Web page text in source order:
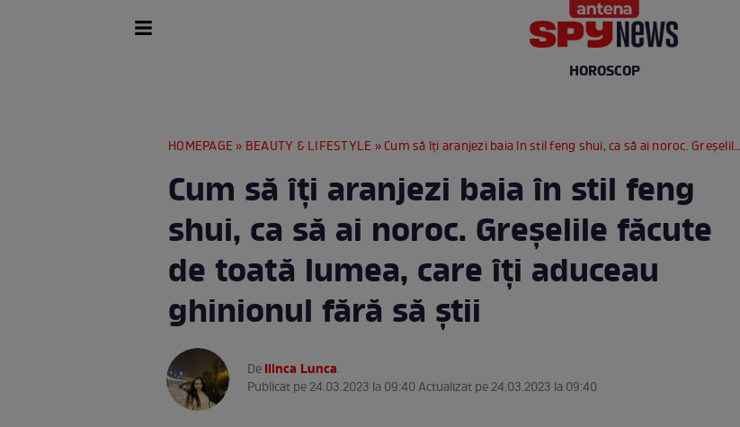
HOROSCOP
HOMEPAGE » BEAUTY & LIFESTYLE » Cum să îți aranjezi baia în stil feng shui, ca să ai noroc. Greșelile făcute de toată lumea, care îți aduceau ghinionul fără să știi
Cum să îți aranjezi baia în stil feng
shui, ca să ai noroc. Greșelile făcute
de toată lumea, care îți aduceau
ghinionul fără să știi
DeIlinca Lunca.
Publicat pe 24.03.2023 la 09:40 Actualizat pe 24.03.2023 la 09:40